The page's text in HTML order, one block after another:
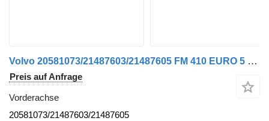
Volvo 20581073/21487603/21487605 FM 410 EURO 5 Vorderachse für LKW
Preis auf Anfrage
Vorderachse
20581073/21487603/21487605